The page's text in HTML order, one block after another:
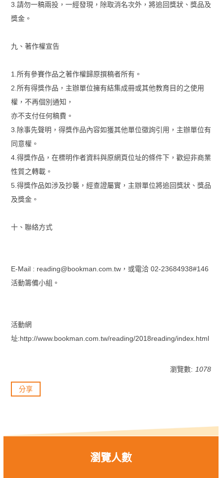
3.請勿一稿兩投，一經發現，除取消名次外，將追回獎狀、獎品及
獎金。
九、著作權宣告
1.所有參賽作品之著作權歸原撰稿者所有。
2.所有得獎作品，主辦單位擁有結集成冊或其他教育目的之使用
權，不再個別通知，
亦不支付任何稿費。
3.除事先聲明，得獎作品內容如獲其他單位徵詢引用，主辦單位有
同意權。
4.得獎作品，在標明作者資料與原網頁位址的條件下，歡迎非商業
性質之轉載。
5.得獎作品如涉及抄襲，經查證屬實，主辦單位將追回獎狀、獎品
及獎金。
十、聯絡方式
E-Mail : reading@bookman.com.tw，或電洽 02-23684938#146
活動籌備小組。
活動網
址:http://www.bookman.com.tw/reading/2018reading/index.html
瀏覽數: 1078
分享
瀏覽人數